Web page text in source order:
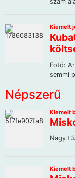
Népszerű